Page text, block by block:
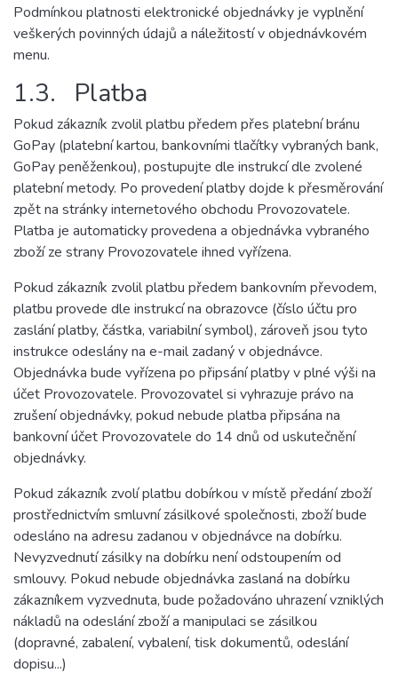
Podmínkou platnosti elektronické objednávky je vyplnění
veškerých povinných údajů a náležitostí v objednávkovém
menu.
1.3. Platba
Pokud zákazník zvolil platbu předem přes platební bránu
GoPay (platební kartou, bankovními tlačítky vybraných bank,
GoPay peněženkou), postupujte dle instrukcí dle zvolené
platební metody. Po provedení platby dojde k přesměrování
zpět na stránky internetového obchodu Provozovatele.
Platba je automaticky provedena a objednávka vybraného
zboží ze strany Provozovatele ihned vyřízena.
Pokud zákazník zvolil platbu předem bankovním převodem,
platbu provede dle instrukcí na obrazovce (číslo účtu pro
zaslání platby, částka, variabilní symbol), zároveň jsou tyto
instrukce odeslány na e-mail zadaný v objednávce.
Objednávka bude vyřízena po připsání platby v plné výši na
účet Provozovatele. Provozovatel si vyhrazuje právo na
zrušení objednávky, pokud nebude platba připsána na
bankovní účet Provozovatele do 14 dnů od uskutečnění
objednávky.
Pokud zákazník zvolí platbu dobírkou v místě předání zboží
prostřednictvím smluvní zásilkové společnosti, zboží bude
odesláno na adresu zadanou v objednávce na dobírku.
Nevyzvednutí zásilky na dobírku není odstoupením od
smlouvy. Pokud nebude objednávka zaslaná na dobírku
zákazníkem vyzvednuta, bude požadováno uhrazení vzniklých
nákladů na odeslání zboží a manipulaci se zásilkou
(dopravné, zabalení, vybalení, tisk dokumentů, odeslání
dopisu...)